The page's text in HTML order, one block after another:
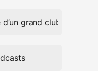
d’un grand club à Paris